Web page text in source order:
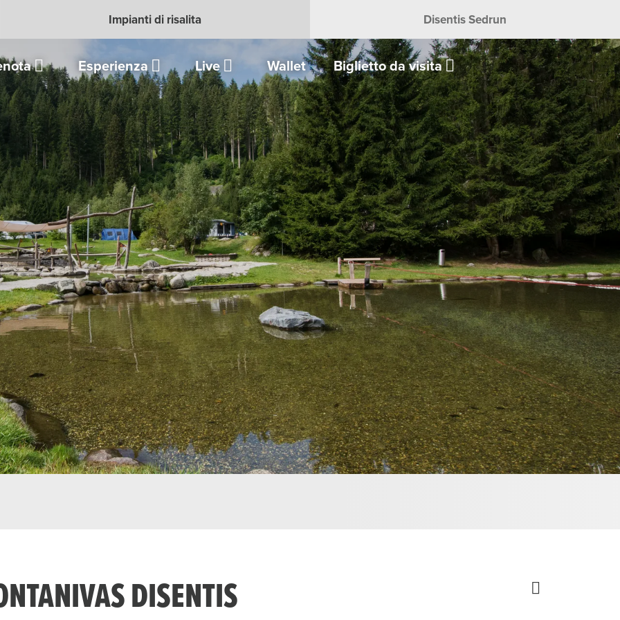
Impianti di risalita Disentis Sedrun
Esperienza Live Wallet Biglietto da visita
DISENTIS